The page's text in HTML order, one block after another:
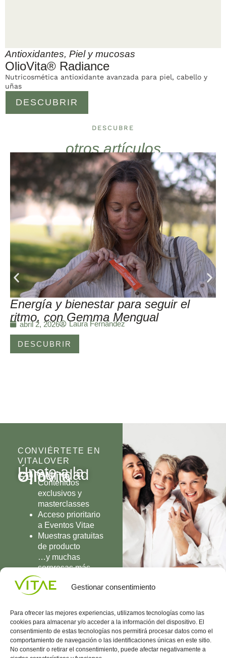
Gestionar consentimiento
Para ofrecer las mejores experiencias, utilizamos tecnologías como las
cookies para almacenar y/o acceder a la información del dispositivo. El
consentimiento de estas tecnologías nos permitirá procesar datos como el
comportamiento de navegación o las identificaciones únicas en este sitio.
No consentir o retirar el consentimiento, puede afectar negativamente a
Antioxidantes, Piel y mucosas
OlioVita® Radiance
DESCUBRIR
Nutricosmética antioxidante avanzada para piel, cabello y
uñas
DESCUBRE
otros artículos
Energía y bienestar para seguir el
ritmo, con Gemma Mengual
abril 2, 2026 Laura Fernández
DESCUBRIR
CONVIÉRTETE EN
VITALOVER
Únete a la
comunidad
OlioVita
Contenidos
exclusivos y
masterclasses
Acceso prioritario
a Eventos Vitae
Muestras gratuitas
de producto
…y muchas
sorpresas más
UNIRME
Conocenos
Vitae
Política
de
(+34)
935